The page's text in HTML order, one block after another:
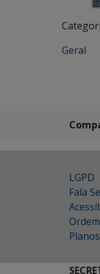
Geral
LGPD
Fala